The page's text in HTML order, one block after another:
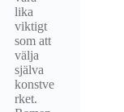
lika
viktigt
som att
välja
själva
konstve
rket.